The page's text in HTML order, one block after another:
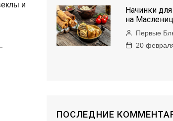
и
Начинки
на
Первые
20
ПОСЛЕДНИЕ